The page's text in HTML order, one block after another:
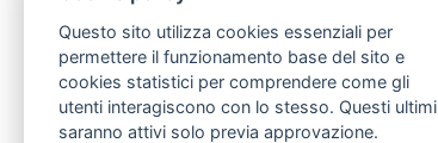
Questo sito utilizza cookies essenziali per
permettere il funzionamento base del sito e
cookies statistici per comprendere come gli
utenti interagiscono con lo stesso. Questi ultimi
saranno attivi solo previa approvazione.